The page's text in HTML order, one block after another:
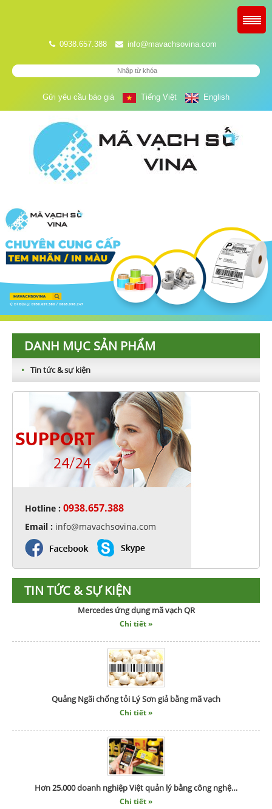
0938.657.388 info@mavachsovina.com
Gửi yêu cầu báo giá Tiếng Việt English
DANH MỤC SẢN PHẨM
• Tin tức & sự kiện
Hotline : 0938.657.388
Email : info@mavachsovina.com
TIN TỨC & SỰ KIỆN
RFID hoạt động như thế nào ?
Chi tiết »
Mercedes ứng dụng mã vạch QR
Chi tiết »
Quảng Ngãi chống tỏi Lý Sơn giả bằng mã vạch
Chi tiết »
Hơn 25.000 doanh nghiệp Việt quản lý bằng công nghệ…
Chi tiết »